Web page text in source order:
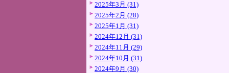
2025年3月 (31)
2025年2月 (28)
2025年1月 (31)
2024年12月 (31)
2024年11月 (29)
2024年10月 (31)
2024年9月 (30)